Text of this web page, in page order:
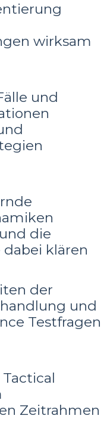
wirksam
und
die
klären
der
und
Testfragen
Zeitrahmen